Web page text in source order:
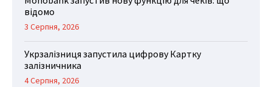
відомо
3 Серпня, 2026
Укрзалізниця запустила цифрову Картку
залізничника
4 Серпня, 2026